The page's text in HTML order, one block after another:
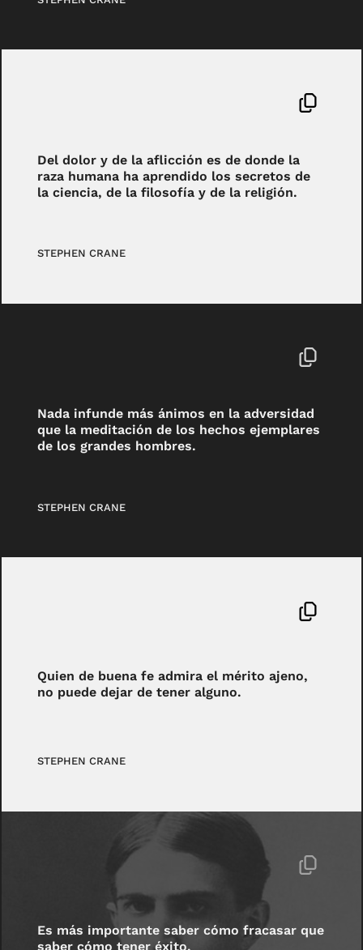
Del dolor y de la aflicción es de donde la
raza humana ha aprendido los secretos de
la ciencia, de la filosofía y de la religión.
STEPHEN CRANE
Nada infunde más ánimos en la adversidad
que la meditación de los hechos ejemplares
de los grandes hombres.
STEPHEN CRANE
Quien de buena fe admira el mérito ajeno,
no puede dejar de tener alguno.
STEPHEN CRANE
Es más importante saber cómo fracasar que
saber cómo tener éxito.